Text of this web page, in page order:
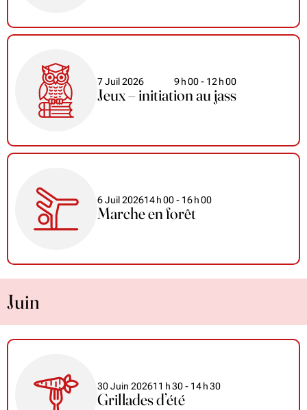
7 Juil 2026 9h00- 12 h00
Jeux – initiation au jass
6 Juil 202614h00- 16h00
Marche en forêt
Juin
30 Juin 202611 h30- 14h30
Grillades d’été